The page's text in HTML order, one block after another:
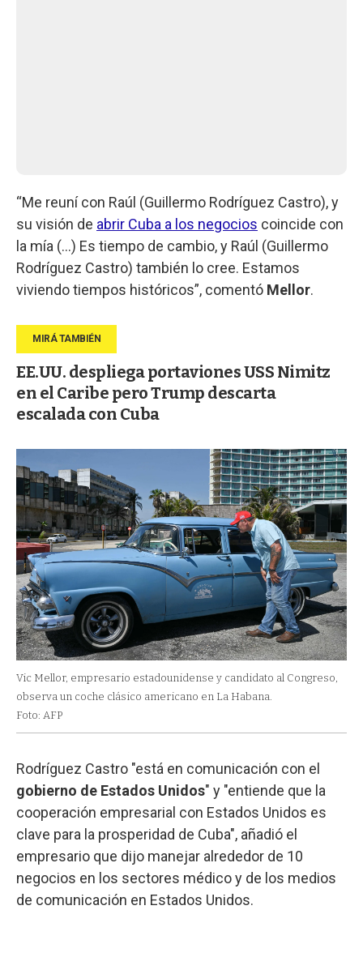
“Me reuní con Raúl (Guillermo Rodríguez Castro), y
su visión de abrir Cuba a los negocios coincide con
la mía (...) Es tiempo de cambio, y Raúl (Guillermo
Rodríguez Castro) también lo cree. Estamos
viviendo tiempos históricos”, comentó Mellor.
EE.UU. despliega portaviones USS Nimitz
en el Caribe pero Trump descarta
escalada con Cuba
Vic Mellor, empresario estadounidense y candidato al Congreso,
observa un coche clásico americano en La Habana.
Foto: AFP
Rodríguez Castro "está en comunicación con el
gobierno de Estados Unidos" y "entiende que la
cooperación empresarial con Estados Unidos es
clave para la prosperidad de Cuba", añadió el
empresario que dijo manejar alrededor de 10
negocios en los sectores médico y de los medios
de comunicación en Estados Unidos.